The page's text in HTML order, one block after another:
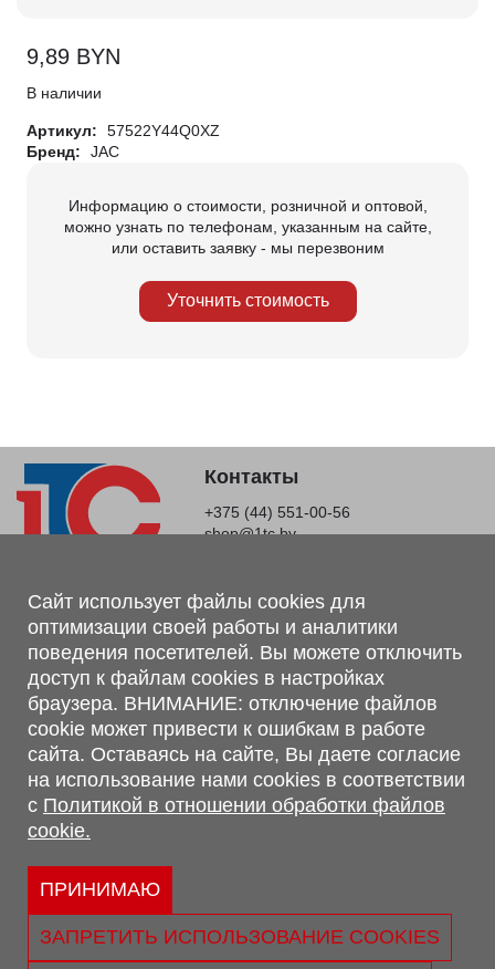
9,89 BYN
В наличии
Артикул:
57522Y44Q0XZ
Бренд:
JAC
Информацию о стоимости, розничной и оптовой,
можно узнать по телефонам, указанным на сайте,
или оставить заявку - мы перезвоним
Уточнить стоимость
Контакты
+375 (44) 551-00-56
shop@1tc.by
Магазин, склад
г. Минск, Минский р-н, п. Привольный, ул. Мира, 20А,
223062
г. Брест, ул. Лейтенанта Рябцева, 108 В, 224701
Обращаем Ваше внимание, что вся предоставленная на сайте
информация, касающаяся комплектаций, технических
характеристик, цветовых сочетаний, а также стоимости и
сервисного обслуживания носит информационный характер и
не является публичной офертой, определяемой п.2 ст.407
Гражданского кодекса Республики Беларусь.
Политика обработки персональных данных
Политикой в отношении обработки файлов cookie.
Сайт использует файлы cookies для
оптимизации своей работы и аналитики
поведения посетителей. Вы можете отключить
доступ к файлам cookies в настройках
браузера. ВНИМАНИЕ: отключение файлов
cookie может привести к ошибкам в работе
сайта. Оставаясь на сайте, Вы даете согласие
на использование нами cookies в соответствии
с Политикой в отношении обработки файлов
cookie.
ПРИНИМАЮ
ЗАПРЕТИТЬ ИСПОЛЬЗОВАНИЕ COOKIES